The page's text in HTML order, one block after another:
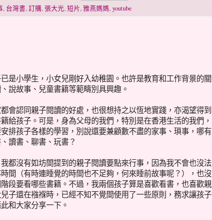
, 台灣書,訂購,張大光,短片,雅燕媽媽,youtube
是小學生，小女兒剛好入幼稚園。也許是教育和工作背景的關
說故事、兒童書籍等範疇別具興趣。
認同親子閱讀的好處，也很想持之以恆地實踐，亦渴望得到
給孩子。可是，身為父母的我們，特別是在香港生活的我們，
排孩子各樣的學習，別說還要兼顧數不盡的家事、瑣事，哪有
讀書、聊書、玩書？
沒有如坊間提到的親子閱讀要點來行事，因為我不會也沒法
間（有時連睡覺的時間也不足夠，何來睡前故事呢？），也沒
段要看哪些書籍。不過，我兩個孩子算是喜歡看書，也喜歡親
子還在襁褓時，已經不知不覺間使用了一些原則，務求讓孩子
和大家分享一下。